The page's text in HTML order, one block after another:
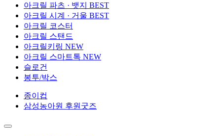
아크릴 파츠 · 뱃지 BEST
아크릴 시계 · 거울 BEST
아크릴 코스터
아크릴 스탠드
아크릴키링 NEW
아크릴 스마트톡 NEW
슬로건
봉투/박스
종이컵
삼성농아원 후원굿즈